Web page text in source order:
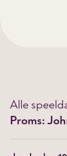
Alle
Proms: